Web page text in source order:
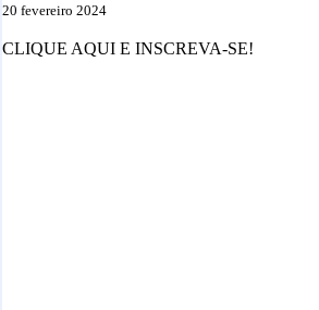
20 fevereiro 2024
CLIQUE AQUI E INSCREVA-SE!